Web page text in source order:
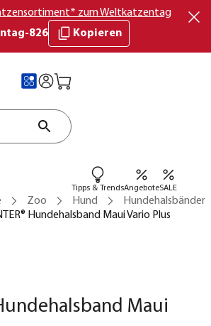
zum Weltkatzentag
826
Kopieren
Tipps & TrendsAngeboteSALE
Zoo Hund
Hundehalsbänder
Hundehalsband Maui Vario Plus
Maui